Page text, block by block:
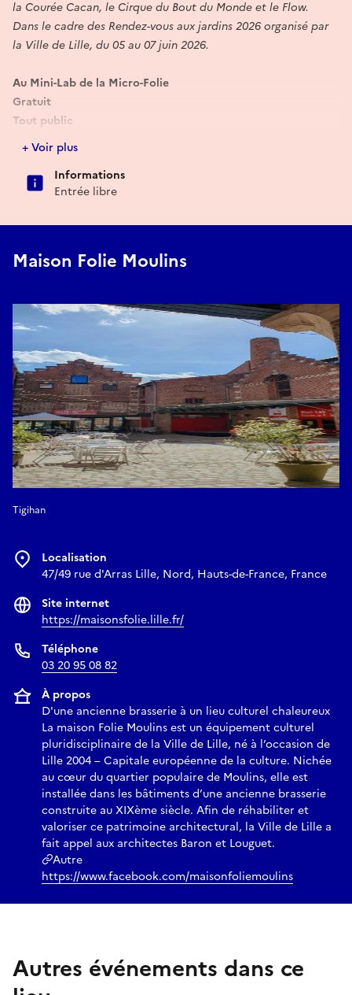
la Courée Cacan, le Cirque du Bout du Monde et le Flow.
Dans le cadre des Rendez-vous aux jardins 2026 organisé par
la Ville de Lille, du 05 au 07 juin 2026.
Au Mini-Lab de la Micro-Folie
Gratuit
Tout public
Samedi 06 juin
Dimanche 07 juin
+ Voir plus
Informations
Entrée libre
Maison Folie Moulins
Tigihan
Localisation
47/49 rue d'Arras Lille, Nord, Hauts-de-France, France
Site internet
https://maisonsfolie.lille.fr/
Téléphone
03 20 95 08 82
À propos
D'une ancienne brasserie à un lieu culturel chaleureux
La maison Folie Moulins est un équipement culturel
pluridisciplinaire de la Ville de Lille, né à l’occasion de
Lille 2004 – Capitale européenne de la culture. Nichée
au cœur du quartier populaire de Moulins, elle est
installée dans les bâtiments d’une ancienne brasserie
construite au XIXème siècle. Afin de réhabiliter et
valoriser ce patrimoine architectural, la Ville de Lille a
fait appel aux architectes Baron et Louguet.
Autre
https://www.facebook.com/maisonfoliemoulins
Autres événements dans ce